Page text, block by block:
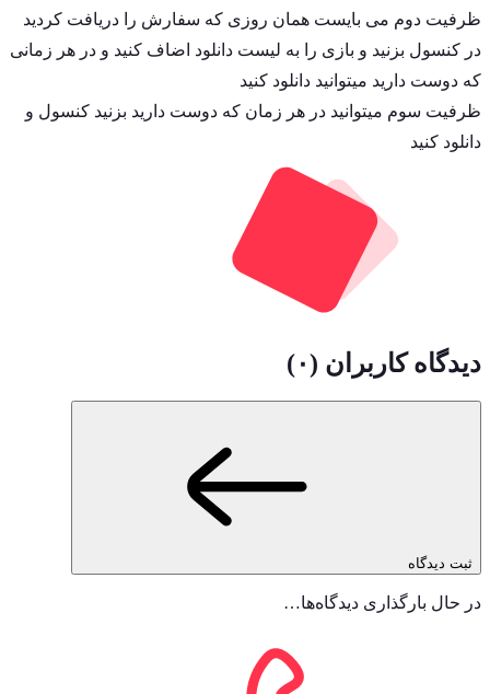
ظرفیت دوم می بایست همان روزی که سفارش را دریافت کردید
در کنسول بزنید و بازی را به لیست دانلود اضاف کنید و در هر زمانی
که دوست دارید میتوانید دانلود کنید
ظرفیت سوم میتوانید در هر زمان که دوست دارید بزنید کنسول و
دانلود کنید
دیدگاه کاربران (۰)
ثبت دیدگاه
در حال بارگذاری دیدگاه‌ها…